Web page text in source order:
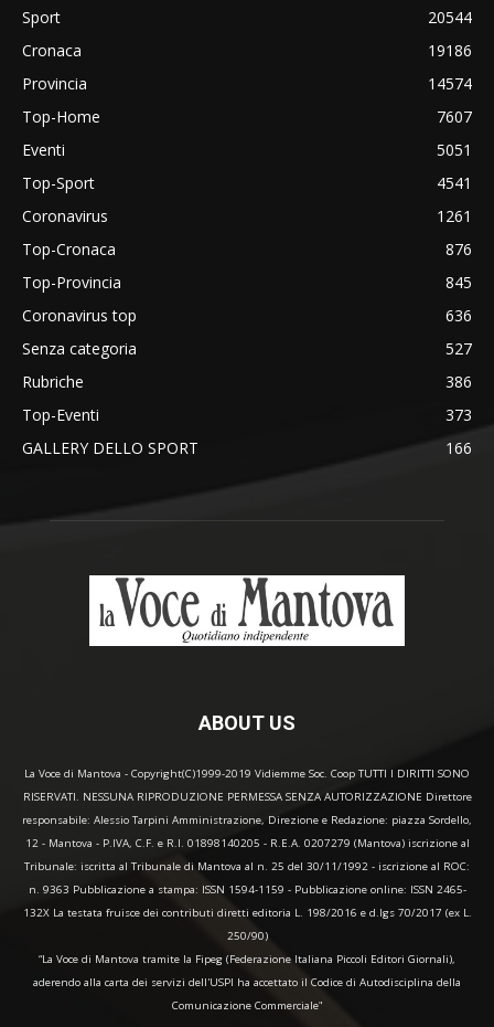
Sport
20544
Cronaca
19186
Provincia
14574
Top-Home
7607
Eventi
5051
Top-Sport
4541
Coronavirus
1261
Top-Cronaca
876
Top-Provincia
845
Coronavirus top
636
Senza categoria
527
Rubriche
386
Top-Eventi
373
GALLERY DELLO SPORT
166
ABOUT US
La Voce di Mantova - Copyright(C)1999-2019 Vidiemme Soc. Coop TUTTI I DIRITTI SONO
RISERVATI. NESSUNA RIPRODUZIONE PERMESSA SENZA AUTORIZZAZIONE Direttore
responsabile: Alessio Tarpini Amministrazione, Direzione e Redazione: piazza Sordello,
12 - Mantova - P.IVA, C.F. e R.I. 01898140205 - R.E.A. 0207279 (Mantova) iscrizione al
Tribunale: iscritta al Tribunale di Mantova al n. 25 del 30/11/1992 - iscrizione al ROC:
n. 9363 Pubblicazione a stampa: ISSN 1594-1159 - Pubblicazione online: ISSN 2465-
132X La testata fruisce dei contributi diretti editoria L. 198/2016 e d.lgs 70/2017 (ex L.
250/90)
“La Voce di Mantova tramite la Fipeg (Federazione Italiana Piccoli Editori Giornali),
aderendo alla carta dei servizi dell'USPI ha accettato il Codice di Autodisciplina della
Comunicazione Commerciale"